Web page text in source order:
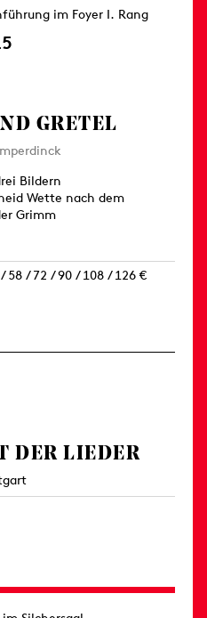
im Foyer I. Rang
GRETEL
Bildern
Wette nach dem
Grimm
58 / 72 / 90 / 108 / 126 €
DER LIEDER